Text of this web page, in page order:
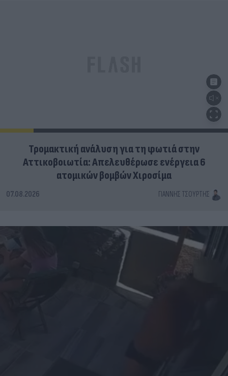
Τρομακτική ανάλυση για τη φωτιά στην
Αττικοβοιωτία: Απελευθέρωσε ενέργεια 6
ατομικών βομβών Χιροσίμα
07.08.2026 ΓΙΆΝΝΗΣ ΤΣΟΎΡΤΗΣ